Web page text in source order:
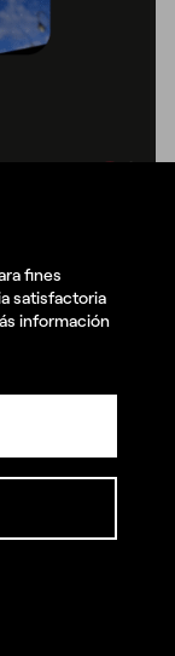
fines
satisfactoria
información